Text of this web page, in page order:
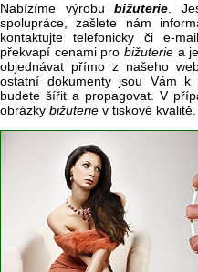
Nabízíme výrobubižuterie .
spolupráce, zašlete nám
kontaktujte telefonicky či e-
překvapí cenami pro bižuteriea
objednávat přímo z našeho
ostatní dokumenty jsou Vám
budete šířit a propagovat. V
obrázky bižuterie v tiskové kvalitě.